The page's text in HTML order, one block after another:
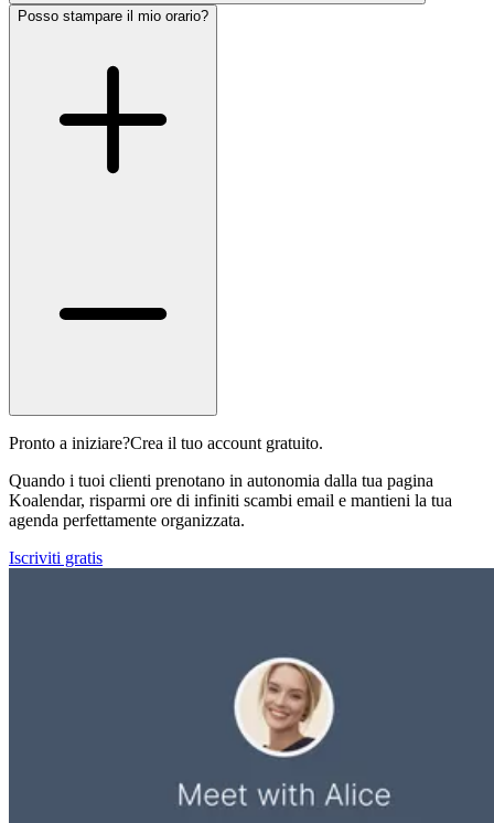
Posso stampare il mio orario?
Pronto a iniziare?Crea il tuo account gratuito.
Quando i tuoi clienti prenotano in autonomia dalla tua pagina
Koalendar, risparmi ore di infiniti scambi email e mantieni la tua
agenda perfettamente organizzata.
Iscriviti gratis